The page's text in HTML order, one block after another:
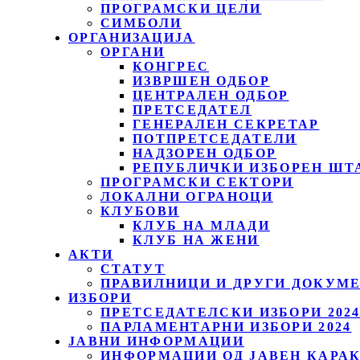
ПРОГРАМСКИ ЦЕЛИ
СИМБОЛИ
ОРГАНИЗАЦИЈА
ОРГАНИ
КОНГРЕС
ИЗВРШЕН ОДБОР
ЦЕНТРАЛЕН ОДБОР
ПРЕТСЕДАТЕЛ
ГЕНЕРАЛЕН СЕКРЕТАР
ПОТПРЕТСЕДАТЕЛИ
НАДЗОРЕН ОДБОР
РЕПУБЛИЧКИ ИЗБОРЕН
ПРОГРАМСКИ СЕКТОРИ
ЛОКАЛНИ ОГРАНОЦИ
КЛУБОВИ
КЛУБ НА МЛАДИ
КЛУБ НА ЖЕНИ
АКТИ
СТАТУТ
ПРАВИЛНИЦИ И ДРУГИ
ИЗБОРИ
ПРЕТСЕДАТЕЛСКИ ИЗБОРИ 2024
ПАРЛАМЕНТАРНИ ИЗБОРИ 2024
ЈАВНИ ИНФОРМАЦИИ
ИНФОРМАЦИИ ОД ЈАВЕН